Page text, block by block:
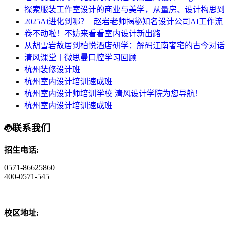
探索服装工作室设计的商业与美学，从量房、设计构思
2025Ai进化到哪？ | 赵岩老师揭秘知名设计公司AI工作流
卷不动啦！不妨来看看室内设计新出路
从胡雪岩故居到柏悦酒店研学：解码江南奢宅的古今对话
清风课堂丨微思曼口腔学习回顾
杭州装修设计班
杭州室内设计培训速成班
杭州室内设计师培训学校 清风设计学院为您导航！
杭州室内设计培训速成班
联系我们
招生电话:
0571-86625860
400-0571-545
校区地址: